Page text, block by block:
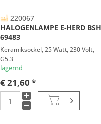
220067
HALOGENLAMPE E-HERD BSH
69483
Keramiksockel, 25 Watt, 230 Volt,
G5.3
lagernd
€ 21,60 *